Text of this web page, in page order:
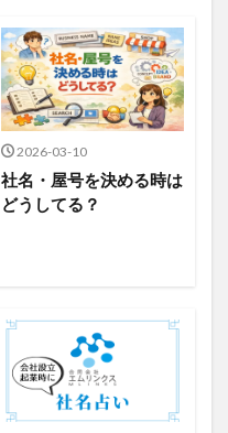
2026-03-10
社名・屋号を決める時は
どうしてる？